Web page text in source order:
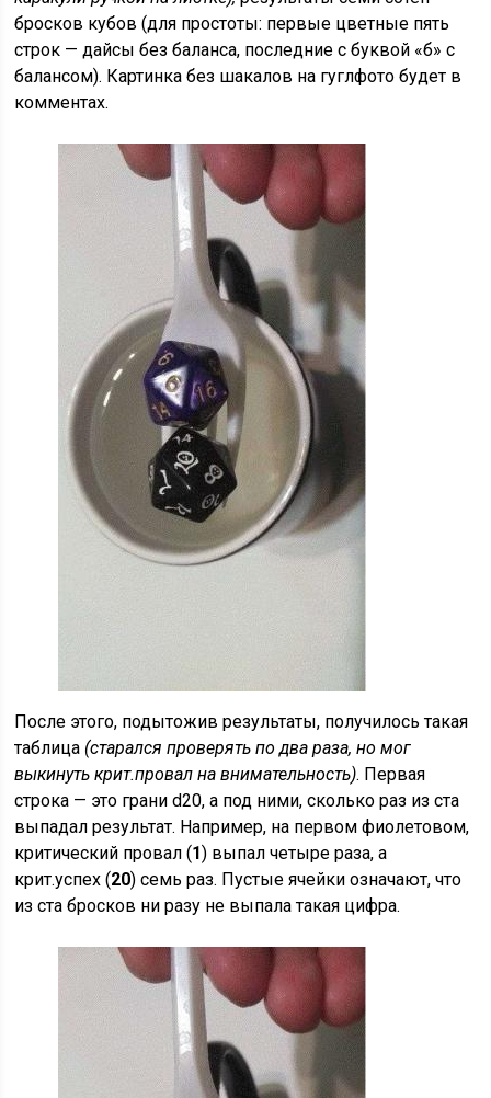
бросков кубов (для простоты: первые цветные пять
строк — дайсы без баланса, последние с буквой «б» с
балансом). Картинка без шакалов на гуглфото будет в
комментах.
После этого, подытожив результаты, получилось такая
таблица (старался проверять по два раза, но мог
выкинуть крит.провал на внимательность). Первая
строка — это грани d20, а под ними, сколько раз из ста
выпадал результат. Например, на первом фиолетовом,
критический провал (1) выпал четыре раза, а
крит.успех (20) семь раз. Пустые ячейки означают, что
из ста бросков ни разу не выпала такая цифра.